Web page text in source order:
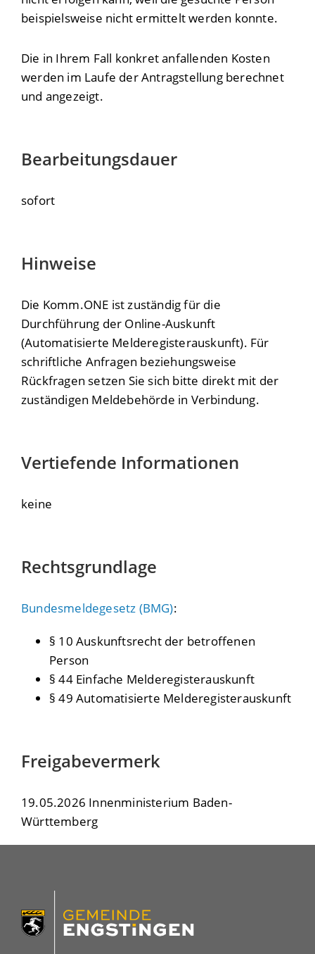
beispielsweise nicht ermittelt werden konnte.
Die in Ihrem Fall konkret anfallenden Kosten
werden im Laufe der Antragstellung berechnet
und angezeigt.
Bearbeitungsdauer
sofort
Hinweise
Die Komm.ONE ist zuständig für die
Durchführung der Online-Auskunft
(Automatisierte Melderegisterauskunft). Für
schriftliche Anfragen beziehungsweise
Rückfragen setzen Sie sich bitte direkt mit der
zuständigen Meldebehörde in Verbindung.
Vertiefende Informationen
keine
Rechtsgrundlage
Bundesmeldegesetz (BMG):
§ 10 Auskunftsrecht der betroffenen
Person
§ 44 Einfache Melderegisterauskunft
§ 49 Automatisierte Melderegisterauskunft
Freigabevermerk
19.05.2026 Innenministerium Baden-
Württemberg